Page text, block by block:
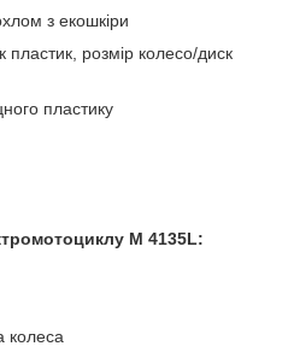
з екошкіри
розмір колесо/диск
пластику
M 4135L:
колеса